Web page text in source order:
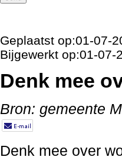
Geplaatst op:01-07-
Bijgewerkt op:01-07-
Denk mee
Bron: gemeente
Denk mee over